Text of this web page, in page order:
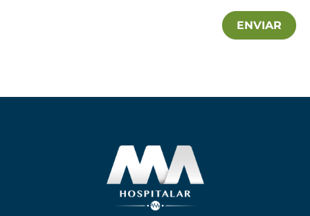
ENVIAR